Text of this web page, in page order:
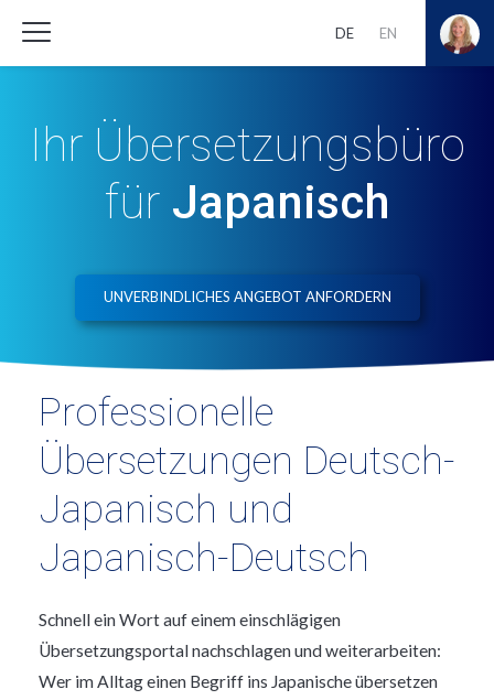
DE EN
Ihr Übersetzungsbüro
für Japanisch
UNVERBINDLICHES ANGEBOT ANFORDERN
Professionelle
Übersetzungen Deutsch-
Japanisch und
Japanisch-Deutsch
Schnell ein Wort auf einem einschlägigen
Übersetzungsportal nachschlagen und weiterarbeiten:
Wer im Alltag einen Begriff ins Japanische übersetzen